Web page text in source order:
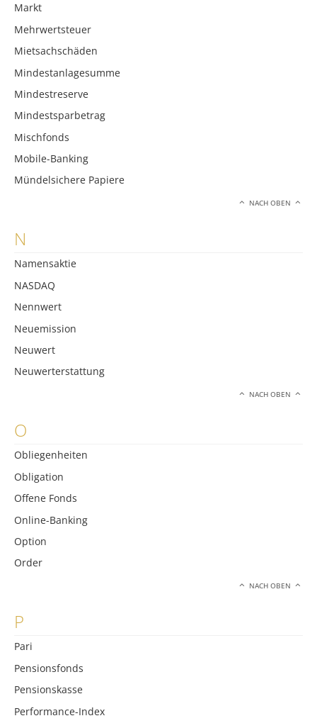
Markt
Mehrwertsteuer
Mietsachschäden
Mindestanlagesumme
Mindestreserve
Mindestsparbetrag
Mischfonds
Mobile-Banking
Mündelsichere Papiere
NACH OBEN
N
Namensaktie
NASDAQ
Nennwert
Neuemission
Neuwert
Neuwerterstattung
NACH OBEN
O
Obliegenheiten
Obligation
Offene Fonds
Online-Banking
Option
Order
NACH OBEN
P
Pari
Pensionsfonds
Pensionskasse
Performance-Index